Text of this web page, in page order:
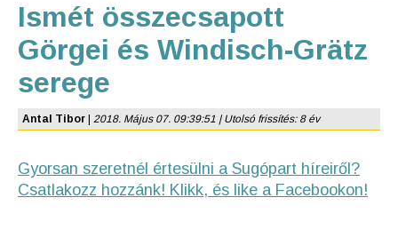
Ismét összecsapott
Görgei és Windisch-Grätz
serege
Antal Tibor 2018. Május 07. 09:39:51 | Utolsó frissítés: 8 év
Gyorsan szeretnél értesülni a Sugópart híreiről?
Csatlakozz hozzánk! Klikk, és like a Facebookon!